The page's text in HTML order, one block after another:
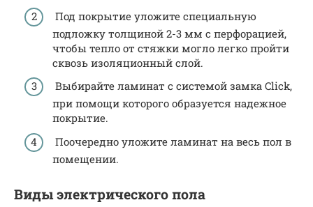
Под покрытие уложите специальную
подложку толщиной 2-3 мм с перфорацией,
чтобы тепло от стяжки могло легко пройти
сквозь изоляционный слой.
Выбирайте ламинат с системой замка Click,
при помощи которого образуется надежное
покрытие.
Поочередно уложите ламинат на весь пол в
помещении.
Виды электрического пола